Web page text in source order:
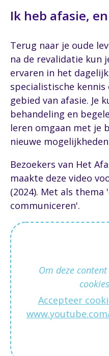
Ik heb afasie,
Terug naar je oude
na de revalidatie kun
ervaren in het
specialistische
gebied van afasie. Je
behandeling en
leren omgaan met je
nieuwe
Bezoekers van Het
maakte deze video
(2024). Met als thema
communiceren'.
Om deze
Accepteer